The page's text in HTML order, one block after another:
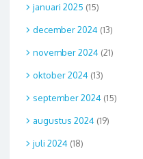
januari 2025 (15)
december 2024 (13)
november 2024 (21)
oktober 2024 (13)
september 2024 (15)
augustus 2024 (19)
juli 2024 (18)